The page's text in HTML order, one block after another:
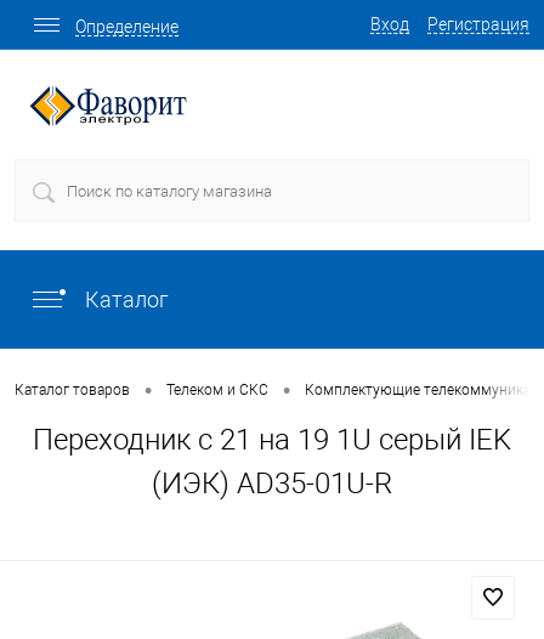
Вход Регистрация
Определение
Каталог
Каталог товаров • Телеком и СКС • Комплектующие
Переходник с 21 на 19 1U серый IEK
(ИЭК) AD35-01U-R